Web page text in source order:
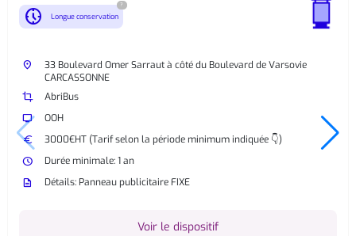
nest_clock_farsight_analog Longue conservation
?
place
33 Boulevard Omer Sarraut à côté du Boulevard de Varsovie
CARCASSONNE
crop
AbriBus
tv
OOH
euro
3000€HT (Tarif selon la période minimum indiquée 👇)
watch_later
Durée minimale: 1 an
description
Détails: Panneau publicitaire FIXE
Voir le dispositif